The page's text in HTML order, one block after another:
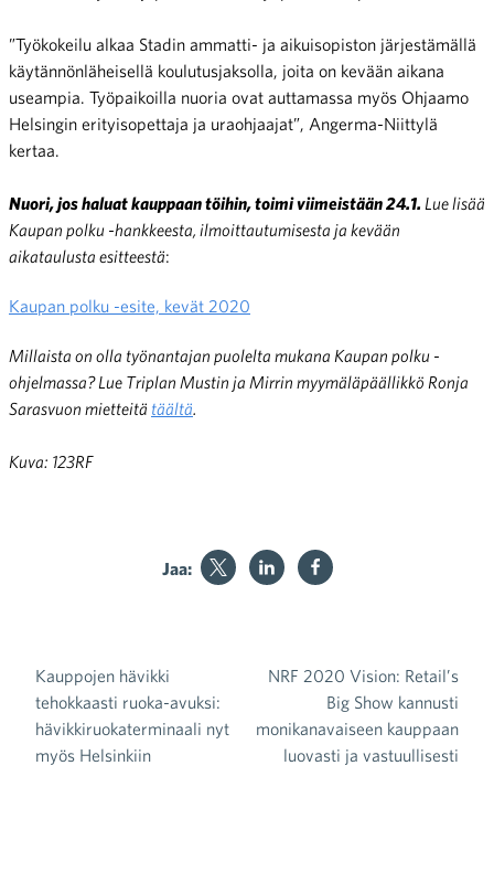
”Työkokeilu alkaa Stadin ammatti- ja aikuisopiston järjestämällä
käytännönläheisellä koulutusjaksolla, joita on kevään aikana
useampia. Työpaikoilla nuoria ovat auttamassa myös Ohjaamo
Helsingin erityisopettaja ja uraohjaajat”, Angerma-Niittylä
kertaa.
Nuori, jos haluat kauppaan töihin, toimi viimeistään 24.1. Lue lisää
Kaupan polku -hankkeesta, ilmoittautumisesta ja kevään
aikataulusta esitteestä:
Kaupan polku -esite, kevät 2020
Millaista on olla työnantajan puolelta mukana Kaupan polku -
ohjelmassa? Lue Triplan Mustin ja Mirrin myymäläpäällikkö Ronja
Sarasvuon mietteitä täältä
Kuva: 123RF
Jaa:
Artikkelien selaus
Kauppojen hävikki
tehokkaasti ruoka-avuksi:
hävikkiruokaterminaali nyt
myös Helsinkiin
NRF 2020 Vision: Retail’s
Big Show kannusti
monikanavaiseen kauppaan
luovasti ja vastuullisesti